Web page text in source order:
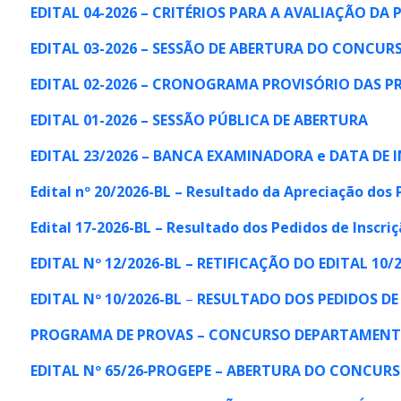
EDITAL 04-2026 – CRITÉRIOS PARA A AVALIAÇÃO DA
EDITAL 03-2026 – SESSÃO DE ABERTURA DO
EDITAL 02-2026 – CRONOGRAMA PROVISÓRIO DAS
EDITAL 01-2026 – SESSÃO PÚBLICA DE ABERTURA
EDITAL 23/2026 – BANCA EXAMINADORA e DATA DE
Edital nº 20/2026-BL – Resultado da Apreciação
Edital 17-2026-BL – Resultado dos Pedidos de
EDITAL Nº 12/2026-BL – RETIFICAÇÃO DO EDITAL 10/
EDITAL Nº 10/2026-BL – RESULTADO DOS PEDIDOS
PROGRAMA DE PROVAS – CONCURSO
EDITAL Nº 65/26‐PROGEPE – ABERTURA DO